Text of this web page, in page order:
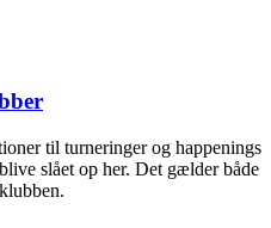
til turneringer og happenings
slået op her. Det gælder både